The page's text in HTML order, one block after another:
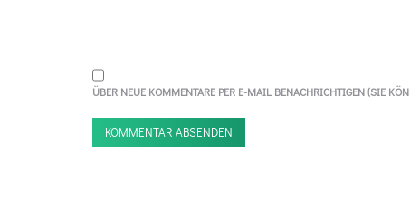
ÜBER NEUE KOMMENTARE PER E-MAIL BENACHRICHTIGEN (SIE
KOMMENTAR ABSENDEN